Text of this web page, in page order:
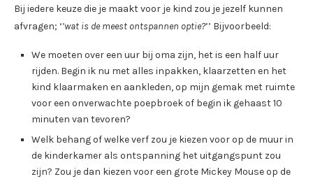
Bij iedere keuze die je maakt voor je kind zou je jezelf kunnen
afvragen; ‘’wat is de meest ontspannen optie?’’ Bijvoorbeeld:
We moeten over een uur bij oma zijn, het is een half uur
rijden. Begin ik nu met alles inpakken, klaarzetten en het
kind klaarmaken en aankleden, op mijn gemak met ruimte
voor een onverwachte poepbroek of begin ik gehaast 10
minuten van tevoren?
Welk behang of welke verf zou je kiezen voor op de muur in
de kinderkamer als ontspanning het uitgangspunt zou
zijn? Zou je dan kiezen voor een grote Mickey Mouse op de